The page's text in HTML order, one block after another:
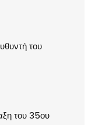
του
του 35ου